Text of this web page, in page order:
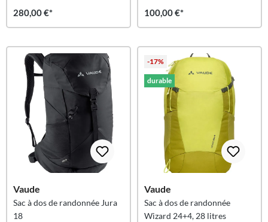
280,00 €* 100,00 €*
Vaude
Sac à dos de randonnée Jura
18
-17%
durable
Vaude
Sac à dos de randonnée
Wizard 24+4, 28 litres